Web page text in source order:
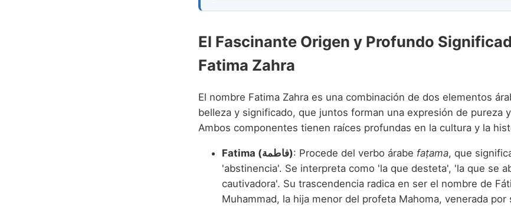
El Fascinante Origen y Profundo
Fatima Zahra
El nombre Fatima Zahra es una combinación de dos elementos
belleza y significado, que juntos forman una expresión de pureza
Ambos componentes tienen raíces profundas en la cultura y la
Fatima (فاطمة): Procede del verbo árabe faṭama, que
'abstinencia'. Se interpreta como 'la que desteta', 'la que se
cautivadora'. Su trascendencia radica en ser el nombre de
Muhammad, la hija menor del profeta Mahoma, venerada por